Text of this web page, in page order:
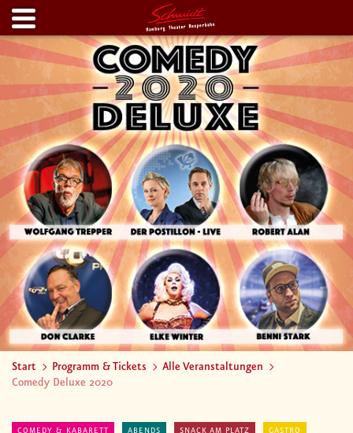
Start Programm & Tickets
Alle Veranstaltungen
Comedy Deluxe 2020
COMEDY & KABARETT ABENDS SNACK AM PLATZ GASTRO